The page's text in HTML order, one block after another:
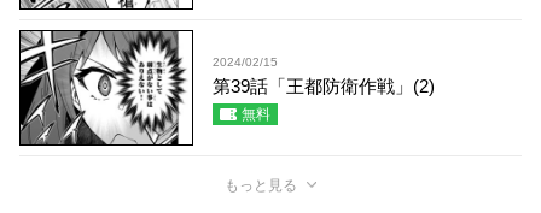
2024/02/15
第39話「王都防衛作戦」(2)
無料
もっと見る